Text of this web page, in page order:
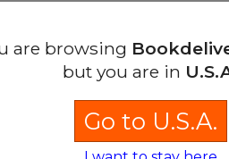
are browsing
but you are in
Go to U.S.A.